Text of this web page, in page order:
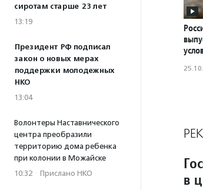
сиротам старше 23 лет
13:19
Президент РФ подписал
закон о новых мерах
поддержки молодежных
НКО
13:04
Волонтеры Наставнического
центра преобразили
территорию дома ребенка
при колонии в Можайске
10:32 · Прислано НКО
в